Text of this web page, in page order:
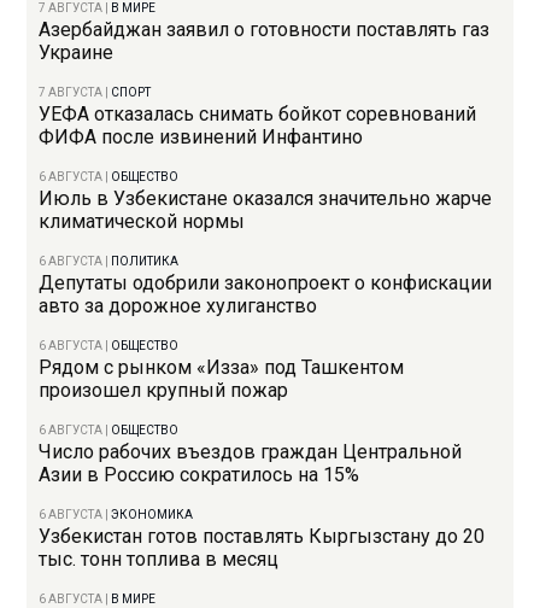
7 АВГУСТА В МИРЕ
Азербайджан заявил о готовности поставлять газ
Украине
7 АВГУСТА СПОРТ
УЕФА отказалась снимать бойкот соревнований
ФИФА после извинений Инфантино
6 АВГУСТА ОБЩЕСТВО
Июль в Узбекистане оказался значительно жарче
климатической нормы
6 АВГУСТА ПОЛИТИКА
Депутаты одобрили законопроект о конфискации
авто за дорожное хулиганство
6 АВГУСТА ОБЩЕСТВО
Рядом с рынком «Изза» под Ташкентом
произошел крупный пожар
6 АВГУСТА ОБЩЕСТВО
Число рабочих въездов граждан Центральной
Азии в Россию сократилось на 15%
6 АВГУСТА |ЭКОНОМИКА
Узбекистан готов поставлять Кыргызстану до 20
тыс. тонн топлива в месяц
6 АВГУСТА В МИРЕ